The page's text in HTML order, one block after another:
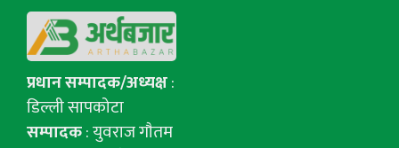
प्रधान सम्पादक/अध्यक्ष:
डिल्ली सापकोटा
सम्पादक: युवराज गाैतम